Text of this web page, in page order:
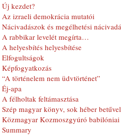
Új kezdet?
Az izraeli demokrácia mutatói
Nácivadászok és megélhetési
A rabbikar levelét megírta…
A helyesbítés helyesbítése
Elfogultságok
Képfogyatkozás
“A történelem nem üdvtörténet”
Éj-apa
A félholtak feltámasztása
Szép magyar könyv, sok héber betűvel
Közmagyar Kozmoszgyúró
Summary